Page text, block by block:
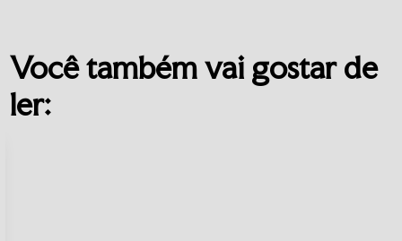
Você também vai gostar de
ler: